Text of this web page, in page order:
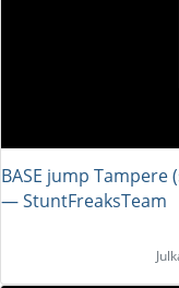
BASE jump Tampere
― StuntFreaksTeam